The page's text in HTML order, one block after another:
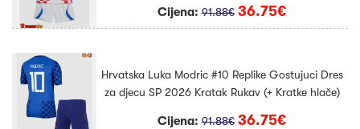
Cijena:91.88€ 36.75€
Hrvatska Luka Modric #10 Replike Gostujuci Dres
za djecu SP 2026 Kratak Rukav (+ Kratke hlače)
Cijena:91.88€ 36.75€